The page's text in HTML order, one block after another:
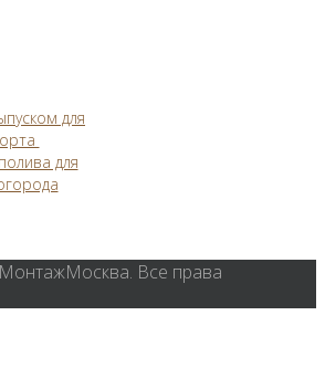
для
для
Все права